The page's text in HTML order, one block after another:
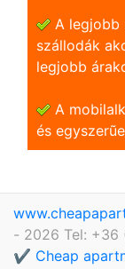
A legjobb
szállodák
legjobb
A
és
- 2026 Tel: +36
✔️ Cheap